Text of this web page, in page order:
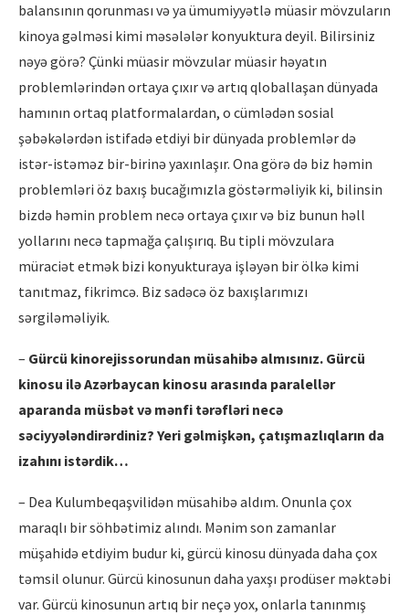
balansının qorunması və ya ümumiyyətlə müasir mövzuların
kinoya gəlməsi kimi məsələlər konyuktura deyil. Bilirsiniz
nəyə görə? Çünki müasir mövzular müasir həyatın
problemlərindən ortaya çıxır və artıq qloballaşan dünyada
hamının ortaq platformalardan, o cümlədən sosial
şəbəkələrdən istifadə etdiyi bir dünyada problemlər də
istər-istəməz bir-birinə yaxınlaşır. Ona görə də biz həmin
problemləri öz baxış bucağımızla göstərməliyik ki, bilinsin
bizdə həmin problem necə ortaya çıxır və biz bunun həll
yollarını necə tapmağa çalışırıq. Bu tipli mövzulara
müraciət etmək bizi konyukturaya işləyən bir ölkə kimi
tanıtmaz, fikrimcə. Biz sadəcə öz baxışlarımızı
sərgiləməliyik.
– Gürcü kinorejissorundan müsahibə almısınız. Gürcü
kinosu ilə Azərbaycan kinosu arasında paralellər
aparanda müsbət və mənfi tərəfləri necə
səciyyələndirərdiniz? Yeri gəlmişkən, çatışmazlıqların da
izahını istərdik…
– Dea Kulumbeqaşvilidən müsahibə aldım. Onunla çox
maraqlı bir söhbətimiz alındı. Mənim son zamanlar
müşahidə etdiyim budur ki, gürcü kinosu dünyada daha çox
təmsil olunur. Gürcü kinosunun daha yaxşı prodüser məktəbi
var. Gürcü kinosunun artıq bir neçə yox, onlarla tanınmış